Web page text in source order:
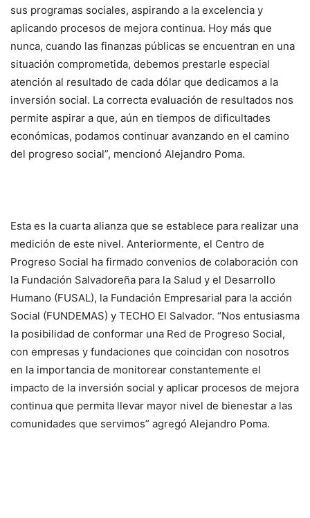
sus programas sociales, aspirando a la excelencia y
aplicando procesos de mejora continua. Hoy más que
nunca, cuando las finanzas públicas se encuentran en una
situación comprometida, debemos prestarle especial
atención al resultado de cada dólar que dedicamos a la
inversión social. La correcta evaluación de resultados nos
permite aspirar a que, aún en tiempos de dificultades
económicas, podamos continuar avanzando en el camino
del progreso social”, mencionó Alejandro Poma.
Esta es la cuarta alianza que se establece para realizar una
medición de este nivel. Anteriormente, el Centro de
Progreso Social ha firmado convenios de colaboración con
la Fundación Salvadoreña para la Salud y el Desarrollo
Humano (FUSAL), la Fundación Empresarial para la acción
Social (FUNDEMAS) y TECHO El Salvador. “Nos entusiasma
la posibilidad de conformar una Red de Progreso Social,
con empresas y fundaciones que coincidan con nosotros
en la importancia de monitorear constantemente el
impacto de la inversión social y aplicar procesos de mejora
continua que permita llevar mayor nivel de bienestar a las
comunidades que servimos” agregó Alejandro Poma.